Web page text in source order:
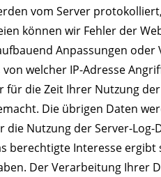
vom Server
können wir Fehler der
Anpassungen
welcher IP-Adresse
für die Zeit Ihrer Nutzung
Die übrigen Daten
die Nutzung der Server-Log-
berechtigte Interesse
Der Verarbeitung Ihrer